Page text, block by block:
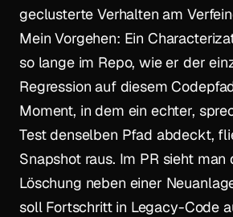
geclusterte Verhalten am
Mein Vorgehen: Ein
so lange im Repo, wie er der
Regression auf diesem
Moment, in dem ein echter,
Test denselben Pfad abdeckt,
Snapshot raus. Im PR sieht man
Löschung neben einer
soll Fortschritt in Legacy-Code